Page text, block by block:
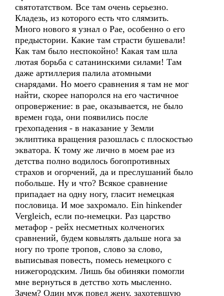
святотатством. Все там очень серьезно.
Кладезь, из которого есть что слямзить.
Много нового я узнал о Рае, особенно о его
предыстории. Какие там страсти бушевали!
Как там было неспокойно! Какая там шла
лютая борьба с сатанинскими силами! Там
даже артиллерия палила атомными
снарядами. Но моего сравнения я там не мог
найти, скорее напоролся на его частичное
опровержение: в рае, оказывается, не было
времен года, они появились после
грехопадения - в наказание у Земли
эклиптика вращения разошлась с плоскостью
экватора. К тому же лично в моем рае из
детства полно водилось богопротивных
страхов и огорчений, да и преслушаний было
побольше. Ну и что? Всякое сравнение
припадает на одну ногу, гласит немецкая
пословица. И мое захромало. Ein hinkender
Vergleich, если по-немецки. Раз царство
метафор - рейх несметных колченогих
сравнений, будем ковылять дальше нога за
ногу по тропе тропов, слово за слово,
выписывая повесть, помесь немецкого с
нижегородским. Лишь бы обиняки помогли
мне вернуться в детство хоть мысленно.
Зачем? Один муж повел жену, захотевшую